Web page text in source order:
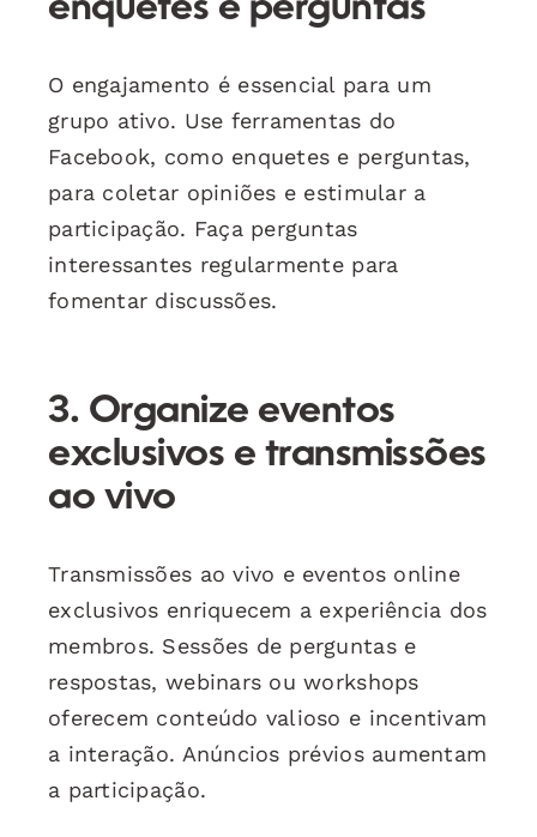
enquetes e perguntas
O engajamento é essencial para um
grupo ativo. Use ferramentas do
Facebook, como enquetes e perguntas,
para coletar opiniões e estimular a
participação. Faça perguntas
interessantes regularmente para
fomentar discussões.
3. Organize eventos
exclusivos e transmissões
ao vivo
Transmissões ao vivo e eventos online
exclusivos enriquecem a experiência dos
membros. Sessões de perguntas e
respostas, webinars ou workshops
oferecem conteúdo valioso e incentivam
a interação. Anúncios prévios aumentam
a participação.